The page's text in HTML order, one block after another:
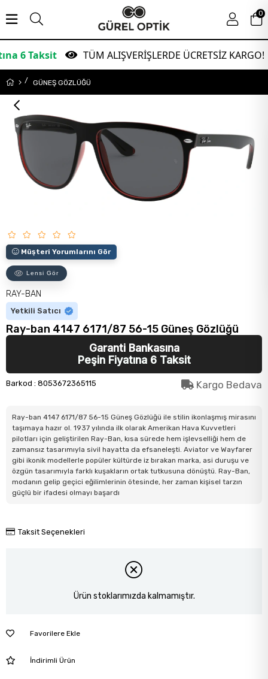
TÜM ALIŞVERİŞLERDE ÜCRETSİZ KARGO!
0
GÜNEŞ GÖZLÜĞÜ
Müşteri Yorumlarını Gör
Lensi Gör
RAY-BAN
Yetkili Satıcı
Ray-ban 4147 6171/87 56-15 Güneş Gözlüğü
Garanti Bankasına
Peşin Fiyatına 6 Taksit
Barkod : 8053672365115 Kargo Bedava
Ray-ban 4147 6171/87 56-15 Güneş Gözlüğü ile stilin ikonlaşmış mirasını
taşımaya hazır ol. 1937 yılında ilk olarak Amerikan Hava Kuvvetleri
pilotları için geliştirilen Ray-Ban, kısa sürede hem işlevselliği hem de
zamansız tasarımıyla sivil hayatta da efsaneleşti. Aviator ve Wayfarer
gibi ikonik modellerle popüler kültürde iz bırakan marka, asi duruşu ve
özgün tasarımıyla farklı kuşakların ortak tutkusuna dönüştü. Ray-Ban,
modanın gelip geçici eğilimlerinin ötesinde, her zaman kişisel tarzın
güçlü bir ifadesi olmayı başardı
Taksit Seçenekleri
Ürün stoklarımızda kalmamıştır.
Favorilere Ekle
İndirimli Ürün